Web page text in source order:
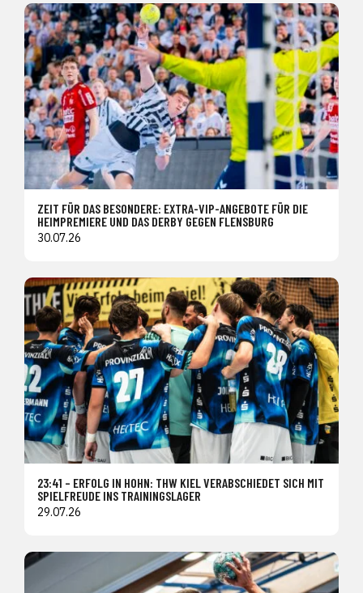
ZEIT FÜR DAS BESONDERE: EXTRA-VIP-ANGEBOTE FÜR DIE
HEIMPREMIERE UND DAS DERBY GEGEN FLENSBURG
30.07.26
23:41 – ERFOLG IN HOHN: THW KIEL VERABSCHIEDET SICH MIT
SPIELFREUDE INS TRAININGSLAGER
29.07.26